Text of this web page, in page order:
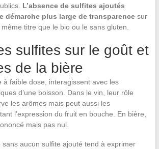
L’absence de sulfites ajoutés
démarche plus large de transparencesur
titre que le bio ou le sans gluten.
sulfites sur le goût et
de la bière
à faible dose, interagissent avec les
d’une boisson. Dans le vin, leur rôle
les arômes mais peut aussi les
l’expression du fruit en bouche. En bière,
mais pas nul.
sans aucun sulfite ajouté tend à exprimer